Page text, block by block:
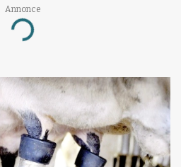
Annonce
Loading...